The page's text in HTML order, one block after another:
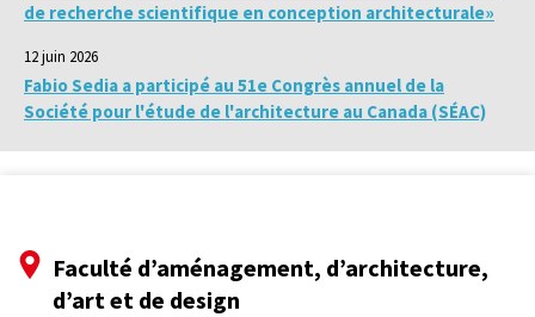
de recherche scientifique en conception architecturale»
12 juin 2026
Fabio Sedia a participé au 51e Congrès annuel de la
Société pour l'étude de l'architecture au Canada (SÉAC)
Faculté d’aménagement, d’architecture,
d’art et de design